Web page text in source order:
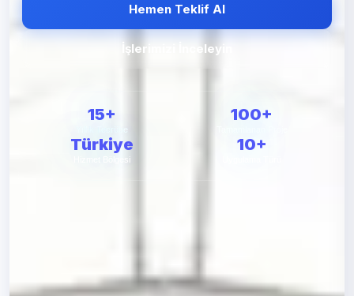
Hemen Teklif Al
İşlerimizi İnceleyin
15+ 100+
Türkiye
Hizmet Bölgesi
10+